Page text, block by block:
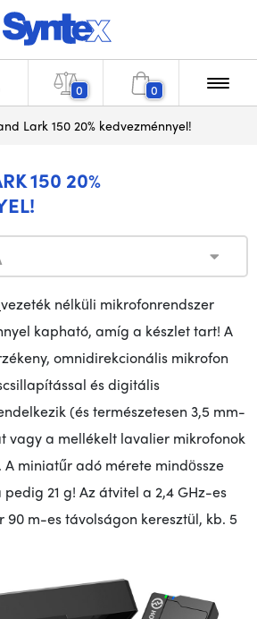
0 0
Lark 150 20% kedvezménnyel!
150 20%
vezeték nélküli mikrofonrendszer
kapható, amíg a készlet tart! A
omnidirekcionális mikrofon
és digitális
(és természetesen 3,5 mm-
vagy a mellékelt lavalier mikrofonok
miniatűr adó mérete mindössze
pedig 21 g! Az átvitel a 2,4 GHz-es
m-es távolságon keresztül, kb. 5